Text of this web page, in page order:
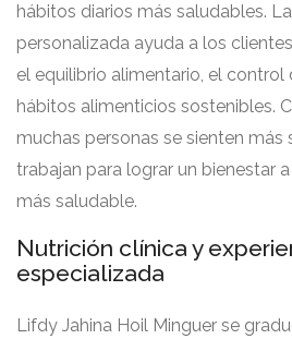
hábitos diarios más saludables.
personalizada ayuda a los
el equilibrio alimentario, el control
hábitos alimenticios sostenibles.
muchas personas se sienten más
trabajan para lograr un bienestar
más saludable.
Nutrición clínica y
especializada
Lifdy Jahina Hoil Minguer se